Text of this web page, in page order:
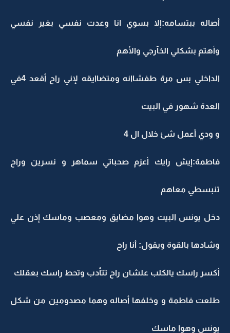
أصاله ببتسامه:إلا بسوي انا وعدت نفسي بغير نفسي
وأهتم بشكلي الخآرجي والأهم
الداخلي بس مرة طفشاانه ومتضاايقه لإني راح أقعد 4في
العدة شهور في البيت
و ودي أعمل شئ خلال ال 4
فاطمة:إيش رايك أعزم صحباتي سماهر و نسرين وراح
تنبسطي معاهم
دخل يونس البيت وهوا مضايق ومعصب وماسك إذن علي
وشادها بالقوة ويقول: أنا راح
أكسر راسك يالكلب علشان راح تتأدب وتحط راسك بعقلك
طلعت فاطمة و وخلفها أصاله وهما مصدومين من شكل
يونس وهوا ماسك